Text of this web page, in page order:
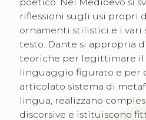
riflessioni sugli usi propri
ornamenti stilistici e i vari
testo. Dante si appropria
teoriche per legittimare il
linguaggio figurato e per
articolato sistema di
lingua, realizzano
discorsive e istituiscono